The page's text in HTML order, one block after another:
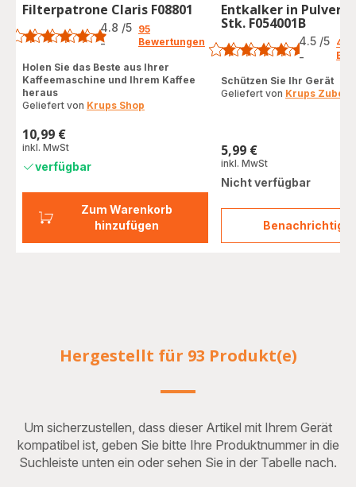
Zum Warenkorb
hinzufügen
Filterpatrone Claris F08801
Bewertung
4.8 /5
-
95
Bewertungen
Holen Sie das Beste aus Ihrer
Kaffeemaschine und Ihrem Kaffee
heraus
Geliefert von Krups Shop
Preis
10,99 €
inkl. MwSt
verfügbar
Entkalker in
Stk. F054001B
Bewertung
4.5 /5
-
49
Schützen Sie Ihr Gerät
Geliefert von Krups
Preis
5,99 €
inkl. MwSt
Nicht verfügbar
Hergestellt für 93 Produkt(e)
Um sicherzustellen, dass dieser Artikel mit Ihrem Gerät
kompatibel ist, geben Sie bitte Ihre Produktnummer in die
Suchleiste unten ein oder sehen Sie in der Tabelle nach.